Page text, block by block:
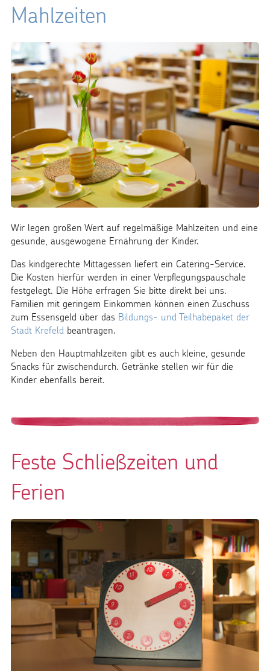
Mahlzeiten
Wir legen großen Wert auf regelmäßige Mahlzeiten und eine
gesunde, ausgewogene Ernährung der Kinder.
Das kindgerechte Mittagessen liefert ein Catering-Service.
Die Kosten hierfür werden in einer Verpflegungspauschale
festgelegt. Die Höhe erfragen Sie bitte direkt bei uns.
Familien mit geringem Einkommen können einen Zuschuss
zum Essensgeld über das Bildungs- und Teilhabepaket der
Stadt Krefeld beantragen.
Neben den Hauptmahlzeiten gibt es auch kleine, gesunde
Snacks für zwischendurch. Getränke stellen wir für die
Kinder ebenfalls bereit.
Feste Schließzeiten und
Ferien